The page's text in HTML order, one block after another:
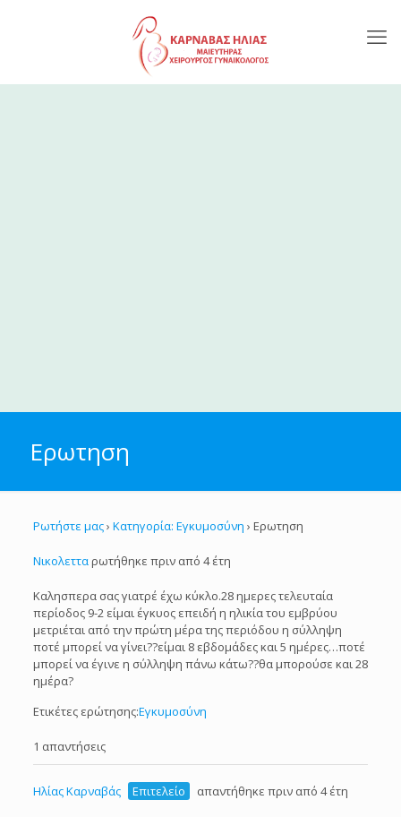
Ερωτηση
Ρωτήστε μας› Κατηγορία: Εγκυμοσύνη › Ερωτηση
Νικολετταρωτήθηκε πριν από 4 έτη
Καλησπερα σας γιατρέ έχω κύκλο.28 ημερες τελευταία
περίοδος 9-2 είμαι έγκυος επειδή η ηλικία του εμβρύου
μετριέται από την πρώτη μέρα της περιόδου η σύλληψη
ποτέ μπορεί να γίνει??είμαι 8 εβδομάδες και 5 ημέρες…ποτέ
μπορεί να έγινε η σύλληψη πάνω κάτω??θα μπορούσε και 28
ημέρα?
Ετικέτες ερώτησης:Εγκυμοσύνη
1 απαντήσεις
Ηλίας Καρναβάς Επιτελείο απαντήθηκε πριν από 4 έτη